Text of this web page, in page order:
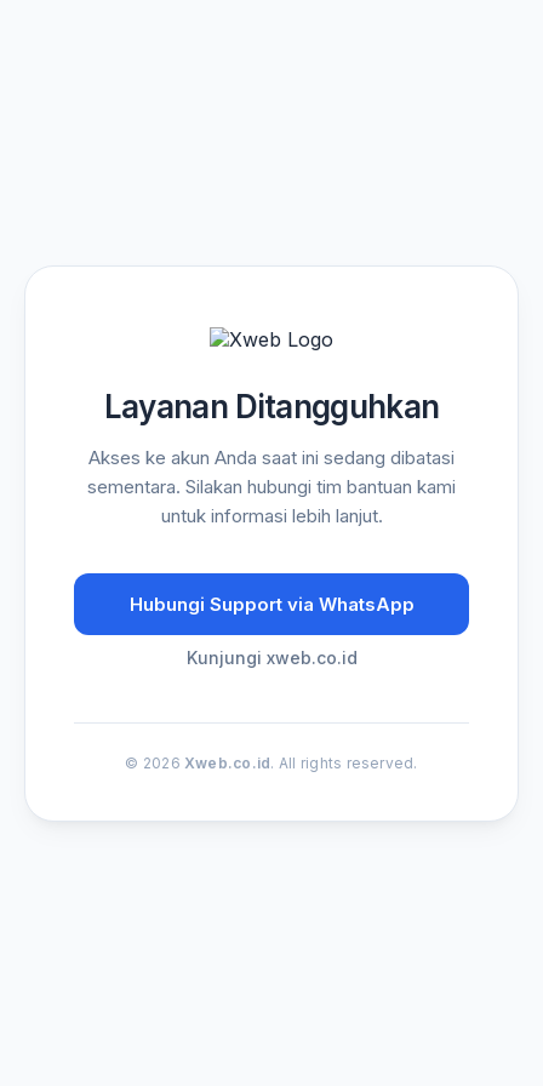
Layanan Ditangguhkan
Akses ke akun Anda saat ini sedang dibatasi
sementara. Silakan hubungi tim bantuan kami
untuk informasi lebih lanjut.
Hubungi Support via WhatsApp
Kunjungi xweb.co.id
© 2026 Xweb.co.id. All rights reserved.